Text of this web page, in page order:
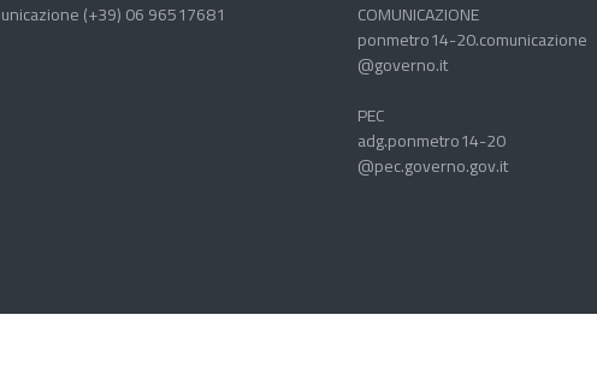
(+39) 06 96517681
COMUNICAZIONE
ponmetro14-20.comunicazione
@governo.it
PEC
adg.ponmetro14-20
@pec.governo.gov.it